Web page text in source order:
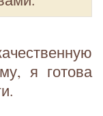
я готова